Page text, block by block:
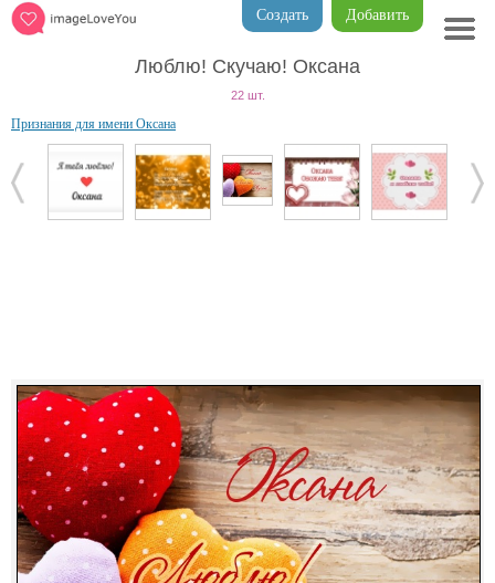
Добавить
Создать
Люблю! Скучаю! Оксана
22 шт.
Признания для имени Оксана